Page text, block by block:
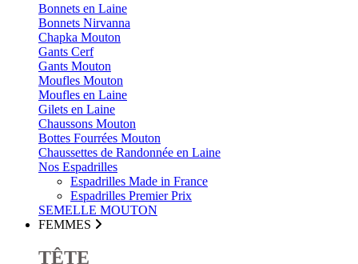
Bonnets en Laine
Bonnets Nirvanna
Chapka Mouton
Gants Cerf
Gants Mouton
Moufles Mouton
Moufles en Laine
Gilets en Laine
Chaussons Mouton
Bottes Fourrées Mouton
Chaussettes de Randonnée en Laine
Nos Espadrilles
Espadrilles Made in France
Espadrilles Premier Prix
SEMELLE MOUTON
FEMMES
TÊTE